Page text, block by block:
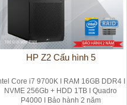
HP Z2 Cấu hình 5
Core i7 9700K I RAM 16GB DDR4 I
NVME 256Gb + HDD 1TB I Quadro
P4000 I Bảo hành 2 năm